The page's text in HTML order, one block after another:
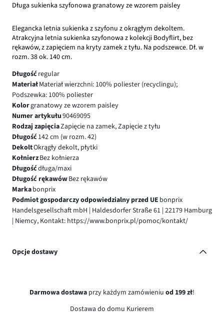
Długa sukienka szyfonowa granatowy ze wzorem paisley
Elegancka letnia sukienka z szyfonu z okrągłym dekoltem.
Atrakcyjna letnia sukienka szyfonowa z kolekcji Bodyflirt, bez
rękawów, z zapięciem na kryty zamek z tyłu. Na podszewce. Dł. w
rozm. 38 ok. 140 cm.
Długośćregular
MateriałMateriał wierzchni: 100% poliester (recyclingu);
Podszewka: 100% poliester
Kolorgranatowy ze wzorem paisley
Numer artykułu90469095
Rodzaj zapięciaZapięcie na zamek, Zapięcie z tyłu
Długość142 cm (w rozm. 42)
DekoltOkrągły dekolt, płytki
KołnierzBez kołnierza
Długośćdługa/maxi
Długość rękawówBez rękawów
Markabonprix
Podmiot gospodarczy odpowiedzialny przed UE bonprix
Handelsgesellschaft mbH | Haldesdorfer Straße 61 | 22179 Hamburg
| Niemcy, Kontakt: https://www.bonprix.pl/pomoc/kontakt/
Opcje dostawy
Darmowa dostawa przy każdym zamówieniu od 199 zł!
Dostawa do domu Kurierem